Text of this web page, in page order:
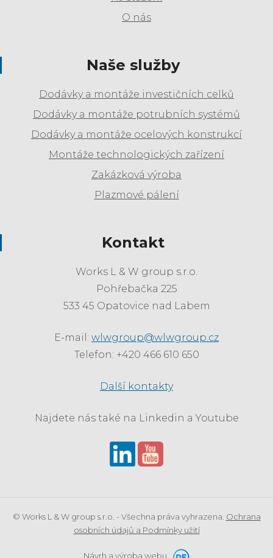
O nás
Naše služby
Dodávky a montáže investičních celků
Dodávky a montáže potrubních systémů
Dodávky a montáže ocelových konstrukcí
Montáže technologických zařízení
Zakázková výroba
Plazmové pálení
Kontakt
Works L & W group s.r.o.
Pohřebačka 225
533 45 Opatovice nad Labem
E-mail: wlwgroup@wlwgroup.cz
Telefon: +420 466 610 650
Další kontakty
Najdete nás také na Linkedin a Youtube
© Works L & W group s.r.o. - Všechna práva vyhrazena. Ochrana
osobních údajů a Podmínky užití
Návrh a výroba webu